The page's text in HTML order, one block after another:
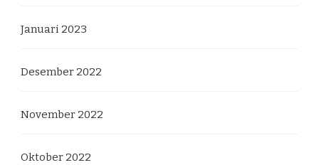
Januari 2023
Desember 2022
November 2022
Oktober 2022